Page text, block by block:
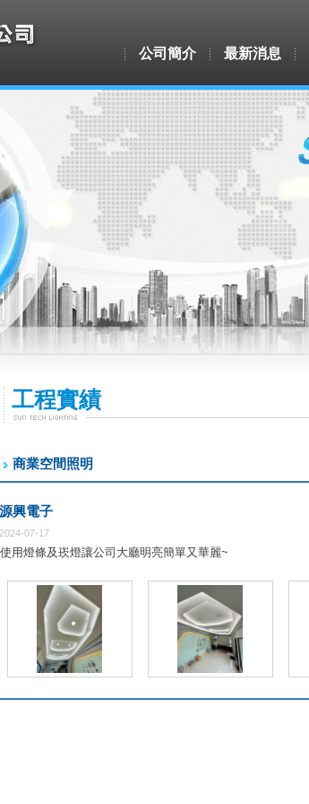
公司簡介 最新消息
工程實績
商業空間照明
源興電子
2024-07-17
使用燈條及崁燈讓公司大廳明亮簡單又華麗~